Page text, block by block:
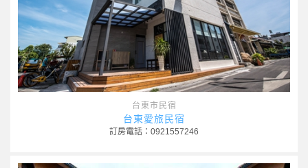
台東市民宿
台東愛旅民宿
訂房電話：0921557246